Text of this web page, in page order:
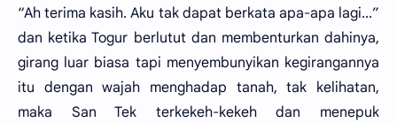
“Ah terima kasih. Aku tak dapat berkata apa-apa lagi...”
dan ketika Togur berlutut dan membenturkan dahinya,
girang luar biasa tapi menyembunyikan kegirangannya
itu dengan wajah menghadap tanah, tak kelihatan,
maka San Tek terkekeh-kekeh dan menepuk